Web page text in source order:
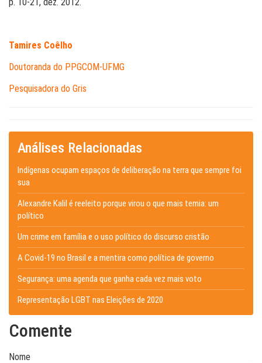
Tamires Coêlho
Doutoranda do PPGCOM-UFMG
Pesquisadora do Gris
Análises Relacionadas
Indígenas ocupam espaços de deliberação na terra que sempre foi
sua
Alexandre Kalil é reeleito porque virou o que mais temia: um
político
Um crime em família e o uso político do discurso cristão
A Covid-19 no Brasil e a mentira como política de governo
Segurança: uma agenda que ganha cada vez mais voto
Representação LGBT nas Eleições de 2020
Comente
Nome